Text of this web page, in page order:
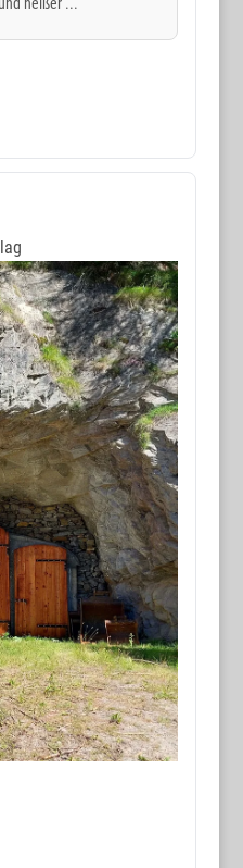
heißer ...